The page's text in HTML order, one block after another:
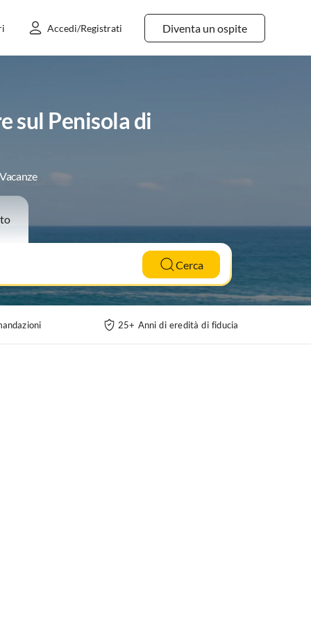
Diventa un ospite
Accedi/Registrati
sul Penisola di
Cerca
25+ Anni di eredità di fiducia